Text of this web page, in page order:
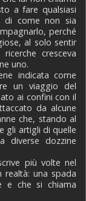
a fare qualsiasi
di come non sia
perché
al solo sentir
cresceva
uno.
indicata come
un viaggio del
ai confini con il
da alcune
che, stando al
gli artigli di quelle
diverse dozzine
più volte nel
una spada
e che si chiama